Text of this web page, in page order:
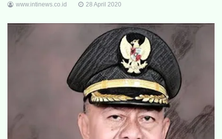
www.intinews.co.id 28 April 2020